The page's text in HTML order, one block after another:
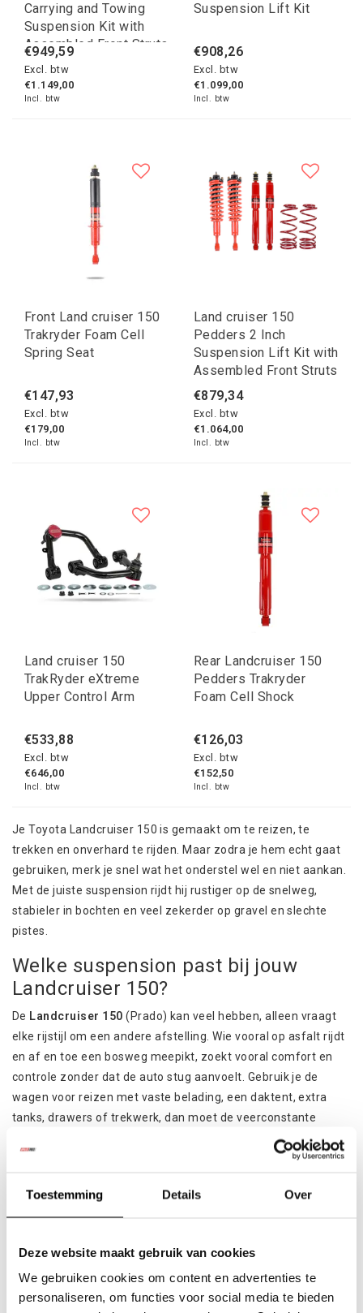
Toestemming Details Over
Deze website maakt gebruik van cookies
We gebruiken cookies om content en advertenties te
personaliseren, om functies voor social media te bieden
Carrying and Towing
Suspension Kit with
Assembled Front Struts
€949,59
Excl. btw
€1.149,00
Incl. btw
Suspension Lift Kit
€908,26
Excl. btw
€1.099,00
Incl. btw
Front Land cruiser 150
Trakryder Foam Cell
Spring Seat
€147,93
Excl. btw
€179,00
Incl. btw
Land cruiser 150
Pedders 2 Inch
Suspension Lift Kit with
Assembled Front Struts
€879,34
Excl. btw
€1.064,00
Incl. btw
Land cruiser 150
TrakRyder eXtreme
Upper Control Arm
€533,88
Excl. btw
€646,00
Incl. btw
Rear Landcruiser 150
Pedders Trakryder
Foam Cell Shock
€126,03
Excl. btw
€152,50
Incl. btw
Je Toyota Landcruiser 150 is gemaakt om te reizen, te
trekken en onverhard te rijden. Maar zodra je hem echt gaat
gebruiken, merk je snel wat het onderstel wel en niet aankan.
Met de juiste suspension rijdt hij rustiger op de snelweg,
stabieler in bochten en veel zekerder op gravel en slechte
pistes.
Welke suspension past bij jouw
Landcruiser 150?
De Landcruiser 150 (Prado) kan veel hebben, alleen vraagt
elke rijstijl om een andere afstelling. Wie vooral op asfalt rijdt
en af en toe een bosweg meepikt, zoekt vooral comfort en
controle zonder dat de auto stug aanvoelt. Gebruik je de
wagen voor reizen met vaste belading, een daktent, extra
tanks, drawers of trekwerk, dan moet de veerconstante
kloppen en moeten de dempers het extra gewicht netjes
Daarom werken goede setups meestal met een combinatie
een zware 4x4 voorspelbaar laten rijden, ook wanneer er
permanent extra gewicht op de auto staat.
Wat merk je van een upgrade in het